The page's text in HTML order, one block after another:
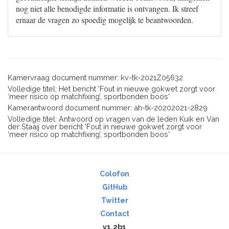
nog niet alle benodigde informatie is ontvangen. Ik streef
ernaar de vragen zo spoedig mogelijk te beantwoorden.
Kamervraag document nummer: kv-tk-2021Z05632
Volledige titel: Het bericht 'Fout in nieuwe gokwet zorgt voor
‘meer risico op matchfixing’, sportbonden boos'
Kamerantwoord document nummer: ah-tk-20202021-2829
Volledige titel: Antwoord op vragen van de leden Kuik en Van
der Staaij over bericht 'Fout in nieuwe gokwet zorgt voor
‘meer risico op matchfixing’, sportbonden boos'
Colofon
GitHub
Twitter
Contact
v1.2b1